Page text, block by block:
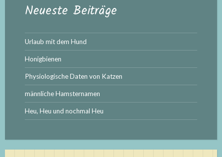
Neueste Beiträge
Urlaub mit dem Hund
Honigbienen
Physiologische Daten von Katzen
männliche Hamsternamen
Heu, Heu und nochmal Heu